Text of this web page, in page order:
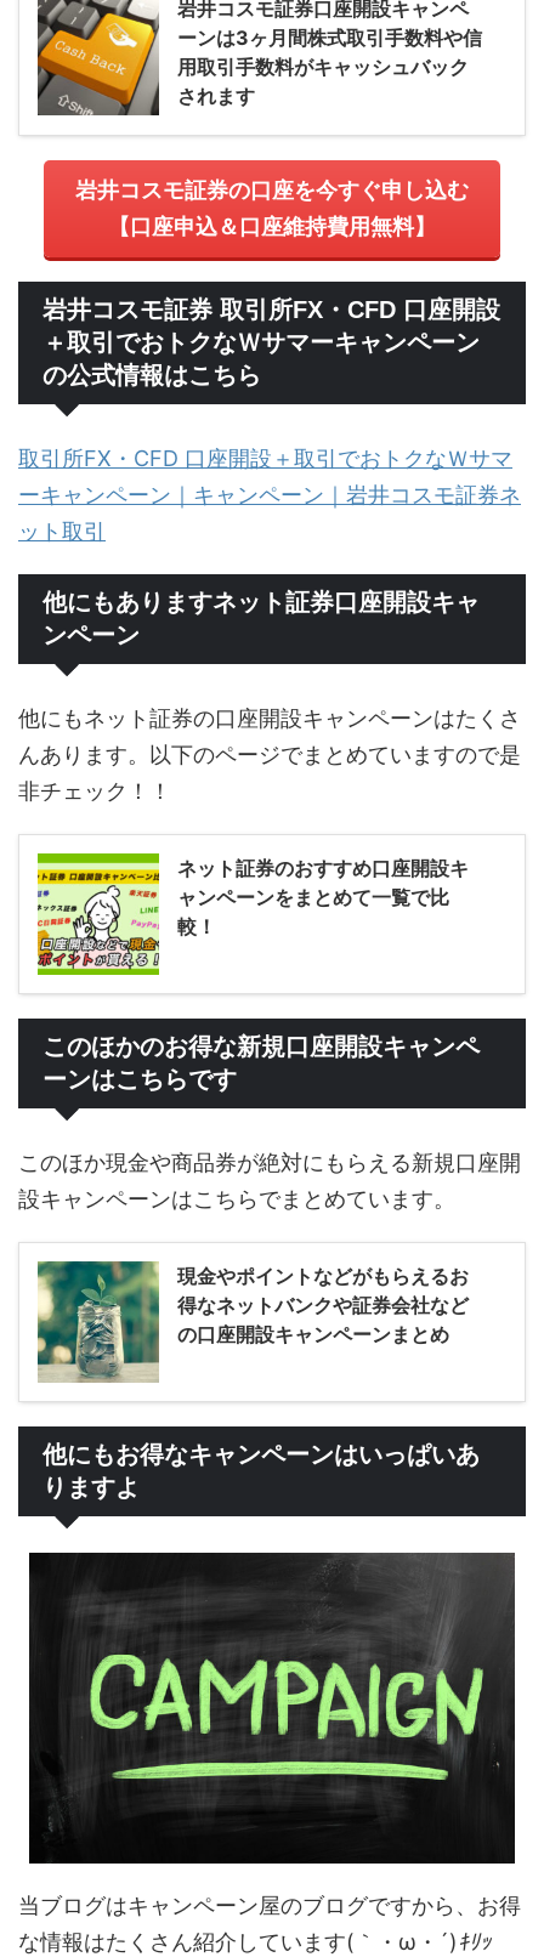
岩井コスモ証券口座開設キャンペ
ーンは3ヶ月間株式取引手数料や信
用取引手数料がキャッシュバック
されます
岩井コスモ証券の口座を今すぐ申し込む
【口座申込＆口座維持費用無料】
岩井コスモ証券 取引所FX・CFD 口座開設
＋取引でおトクなＷサマーキャンペーン
の公式情報はこちら
取引所FX・CFD 口座開設＋取引でおトクなＷサマ
ーキャンペーン｜キャンペーン｜岩井コスモ証券ネ
ット取引
他にもありますネット証券口座開設キャ
ンペーン
他にもネット証券の口座開設キャンペーンはたくさ
んあります。以下のページでまとめていますので是
非チェック！！
ネット証券のおすすめ口座開設キ
ャンペーンをまとめて一覧で比
較！
このほかのお得な新規口座開設キャンペ
ーンはこちらです
このほか現金や商品券が絶対にもらえる新規口座開
設キャンペーンはこちらでまとめています。
現金やポイントなどがもらえるお
得なネットバンクや証券会社など
の口座開設キャンペーンまとめ
他にもお得なキャンペーンはいっぱいあ
りますよ
当ブログはキャンペーン屋のブログですから、お得
な情報はたくさん紹介しています(｀・ω・´)ｷﾘｯ